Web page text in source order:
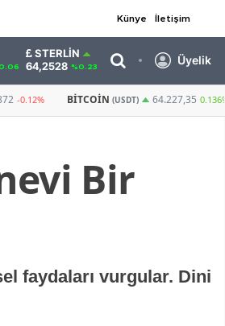
Künye İletişim
STERLIN
64,2528 %0.23 Üyelik
64.227,35 0.136% GRAM ALTIN 6.483,52
Bir
faydaları vurgular. Dini